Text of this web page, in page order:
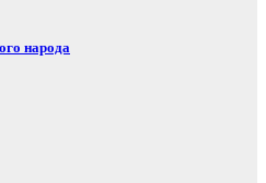
народа